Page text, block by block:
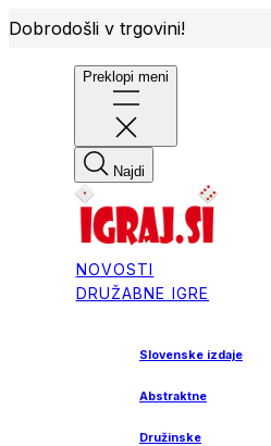
Dobrodošli v trgovini!
Preklopi meni
Najdi
NOVOSTI
DRUŽABNE IGRE
Slovenske izdaje
Abstraktne
Družinske